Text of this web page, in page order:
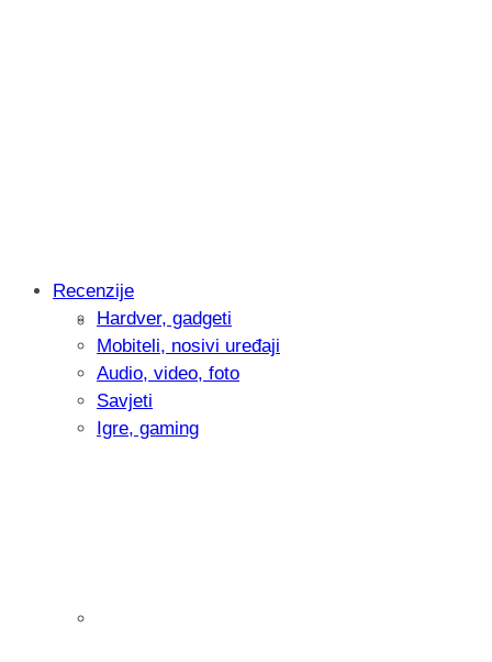
Intervju: Goran Jović, fotograf -
Recenzije
Hardver, gadgeti
Mobiteli, nosivi uređaji
Audio, video, foto
Savjeti
Igre, gaming